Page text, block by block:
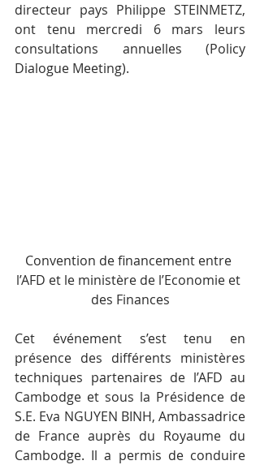
directeur pays Philippe STEINMETZ,
ont tenu mercredi 6 mars leurs
consultations annuelles (Policy
Dialogue Meeting).
Convention de financement entre
l’AFD et le ministère de l’Economie et
des Finances
Cet événement s’est tenu en
présence des différents ministères
techniques partenaires de l’AFD au
Cambodge et sous la Présidence de
S.E. Eva NGUYEN BINH, Ambassadrice
de France auprès du Royaume du
Cambodge. Il a permis de conduire